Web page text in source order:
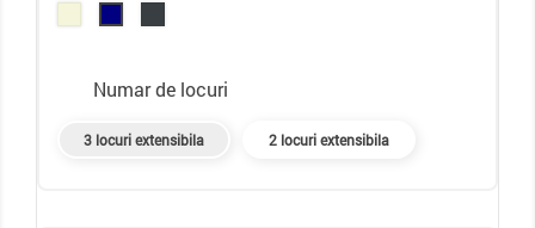
Numar de locuri
3 locuri extensibila 2 locuri extensibila